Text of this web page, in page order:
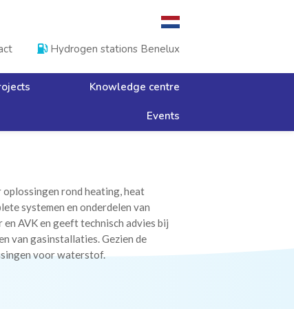
Hydrogen stations Benelux
Knowledge centre
Events
rond heating, heat
systemen en onderdelen van
AVK en geeft technisch advies bij
van gasinstallaties. Gezien de
voor waterstof.